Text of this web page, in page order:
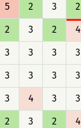
5 2 3 2
2 3 2 4
3 3 3 3
3 3 3 3
3 4 3 3
2 3 2 4